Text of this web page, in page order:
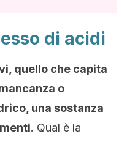
di acidi
quello che capita
o
una sostanza
. Qual è la